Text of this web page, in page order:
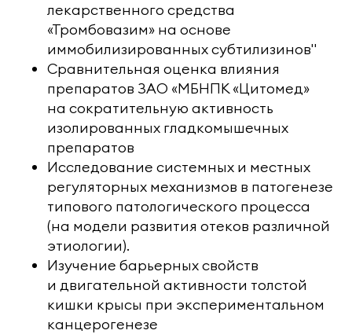
лекарственного средства
«Тромбовазим» на основе
иммобилизированных субтилизинов"
Сравнительная оценка влияния
препаратов ЗАО «МБНПК «Цитомед»
на сократительную активность
изолированных гладкомышечных
препаратов
Исследование системных и местных
регуляторных механизмов в патогенезе
типового патологического процесса
(на модели развития отеков различной
этиологии).
Изучение барьерных свойств
и двигательной активности толстой
кишки крысы при экспериментальном
канцерогенезе